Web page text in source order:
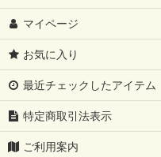
マイページ
お気に入り
最近チェックしたアイテム
特定商取引法表示
ご利用案内